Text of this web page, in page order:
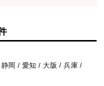
岡 / 愛知 / 大阪 / 兵庫 /